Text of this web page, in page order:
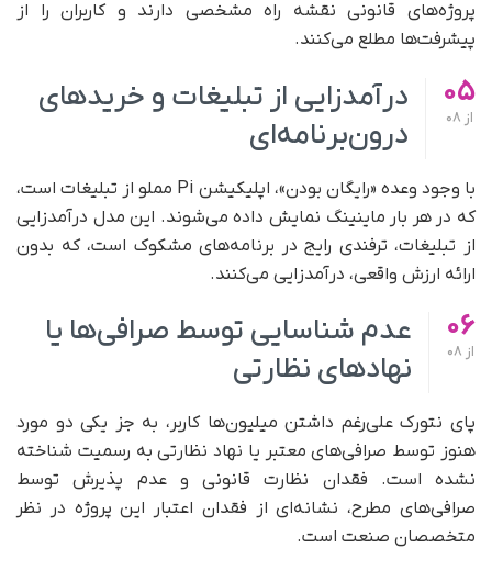
پروژه‌های قانونی نقشه راه مشخصی دارند و کاربران را از
پیشرفت‌ها مطلع می‌کنند.
05
از
درآمدزایی از تبلیغات و خریدهای
درون‌برنامه‌ای
با وجود وعده «رایگان بودن»، اپلیکیشن Pi مملو از تبلیغات است،
که در هر بار ماینینگ نمایش داده می‌شوند. این مدل درآمدزایی
از تبلیغات، ترفندی رایج در برنامه‌های مشکوک است، که بدون
ارائه ارزش واقعی، درآمدزایی می‌کنند.
06
از
عدم شناسایی توسط صرافی‌ها یا
نهادهای نظارتی
پای نتورک علی‌رغم داشتن میلیون‌ها کاربر، به‌ جز یکی دو مورد
هنوز توسط صرافی‌های معتبر یا نهاد نظارتی به رسمیت شناخته
نشده است. فقدان نظارت قانونی و عدم پذیرش توسط
صرافی‌های مطرح، نشانه‌ای از فقدان اعتبار این پروژه در نظر
متخصصان صنعت است.